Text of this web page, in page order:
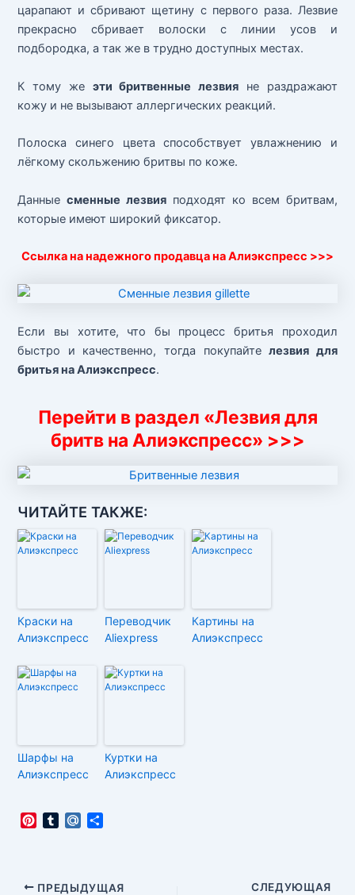
царапают и сбривают щетину с первого раза. Лезвие
прекрасно сбривает волоски с линии усов и
подбородка, а так же в трудно доступных местах.
К тому же эти бритвенные лезвия не раздражают
кожу и не вызывают аллергических реакций.
Полоска синего цвета способствует увлажнению и
лёгкому скольжению бритвы по коже.
Данныесменные лезвия подходят ко всем бритвам,
которые имеют широкий фиксатор.
Ссылка на надежного продавца на Алиэкспресс >>>
Если вы хотите, что бы процесс бритья проходил
быстро и качественно, тогда покупайтелезвия для
бритья на Алиэкспресс.
Перейти в раздел «Лезвия для
бритв на Алиэкспресс» >>>
ЧИТАЙТЕ ТАКЖЕ:
Краски на
Алиэкспресс
Переводчик
Aliexpress
Картины на
Алиэкспресс
Шарфы на
Алиэкспресс
Куртки на
Алиэкспресс
e
T
l
M
.
а
НавигацияПРЕДЫДУЩАЯ
СЛЕДУЮЩАЯ